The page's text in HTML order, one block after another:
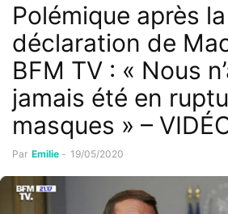
Polémique après la
déclaration de
BFM TV : « Nous
jamais été en
masques » –
Par Emilie - 19/05/2020